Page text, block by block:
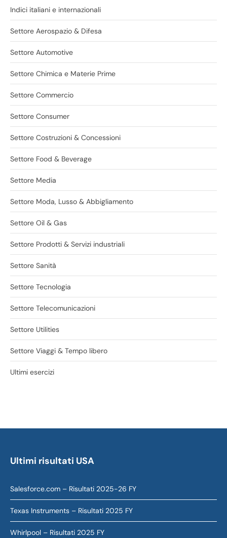
Indici italiani e internazionali
Settore Aerospazio & Difesa
Settore Automotive
Settore Chimica e Materie Prime
Settore Commercio
Settore Consumer
Settore Costruzioni & Concessioni
Settore Food & Beverage
Settore Media
Settore Moda, Lusso & Abbigliamento
Settore Oil & Gas
Settore Prodotti & Servizi industriali
Settore Sanità
Settore Tecnologia
Settore Telecomunicazioni
Settore Utilities
Settore Viaggi & Tempo libero
Ultimi esercizi
Ultimi risultati USA
Salesforce.com – Risultati 2025-26 FY
Texas Instruments – Risultati 2025 FY
Whirlpool – Risultati 2025 FY